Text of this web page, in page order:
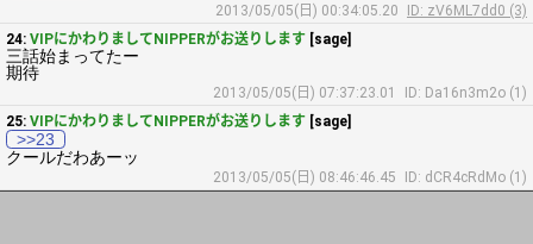
2013/05/05(日) 00:34:05.20
ID: zV6ML7dd0 (3)
24: VIPにかわりましてNIPPERがお送りします [sage]
三話始まってたー
期待
2013/05/05(日) 07:37:23.01
ID: Da16n3m2o (1)
25: VIPにかわりましてNIPPERがお送りします [sage]
>>23
クールだわあーッ
2013/05/05(日) 08:46:46.45 ID: dCR4cRdMo (1)